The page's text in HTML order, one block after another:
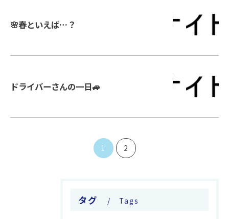
🌸春といえば…？
ドライバーさんの一日🚙
1 2
タグ Tags